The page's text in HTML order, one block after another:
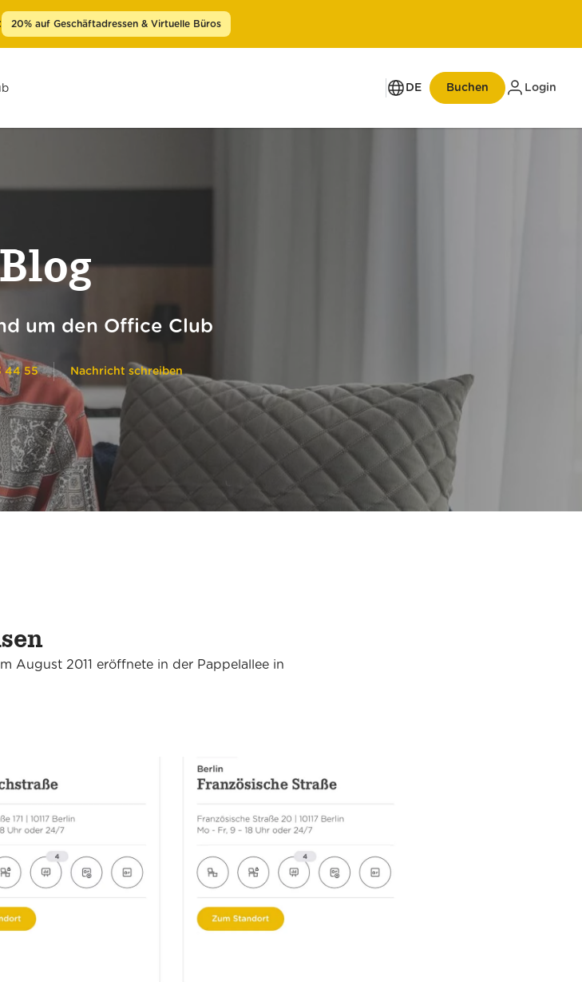
20% auf Geschäftadressen & Virtuelle Büros
Düsseldorf Königsallee
Frankfurt am Main Goethestraße
Hamburg Ballindamm
München Am Stachus
Alle Standorte (16)
DE Buchen Login
Blog
um den Office Club
44 55 Nachricht schreiben
August 2011 eröffnete in der Pappelallee in